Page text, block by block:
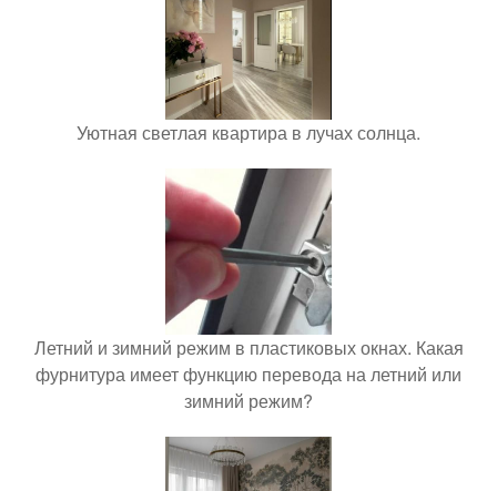
Уютная светлая квартира в лучах солнца.
Летний и зимний режим в пластиковых окнах. Какая
фурнитура имеет функцию перевода на летний или
зимний режим?